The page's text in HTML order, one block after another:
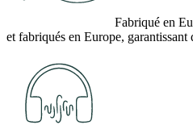
Fabriqué en
et fabriqués en Europe,